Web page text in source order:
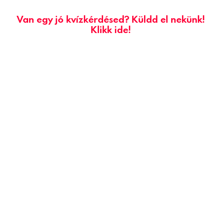
Van egy jó kvízkérdésed? Küldd el nekünk!
Klikk ide!